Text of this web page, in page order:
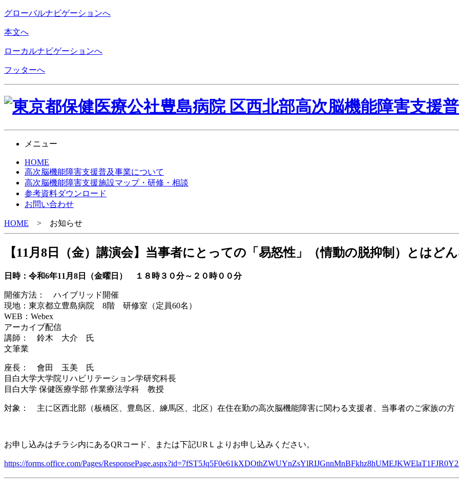
グローバルナビゲーションへ
本文へ
ローカルナビゲーションへ
フッターへ
メニュー
HOME
高次脳機能障害支援普及事業について
高次脳機能障害支援施設マップ・研修・相談
参考資料ダウンロード
お問い合わせ
HOME > お知らせ
【11月8日（金）講演会】当事者にとっての「易怒性」（情動の脱抑制）とはど
日時：令和6年11月8日（金曜日） １８時３０分～２０時００分
開催方法： ハイブリッド開催
現地：東京都立豊島病院 8階 研修室（定員60名）
WEB：Webex
アーカイブ配信
講師： 鈴木 大介 氏
文筆業
座長： 會田 玉美 氏
目白大学大学院リハビリテーション学研究科長
目白大学 保健医療学部 作業療法学科 教授
対象： 主に区西北部（板橋区、豊島区、練馬区、北区）在住在勤の高次脳機能障害に関わる支援者、当事者のご家族の方
お申し込みはチラシ内にあるQRコード、または下記URＬよりお申し込みください。
https://forms.office.com/Pages/